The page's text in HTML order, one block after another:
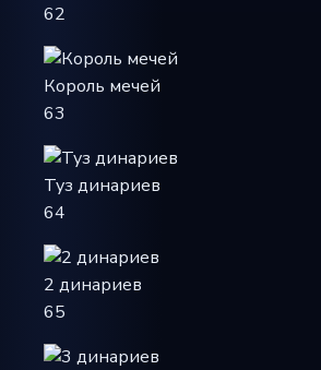
62
Король мечей
63
Туз динариев
64
2 динариев
65